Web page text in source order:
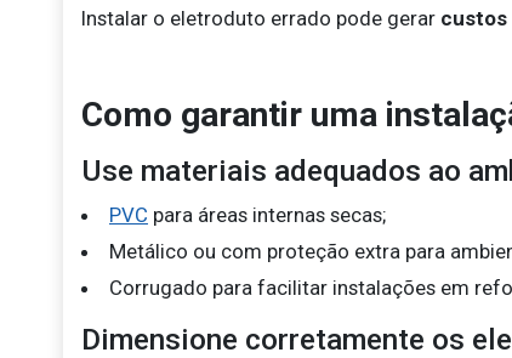
Instalar o eletroduto errado pode gerar custos
Como garantir uma
Use materiais adequados ao
PVC para áreas internas secas;
Metálico ou com proteção extra para
Corrugado para facilitar instalações em
Dimensione corretamente os